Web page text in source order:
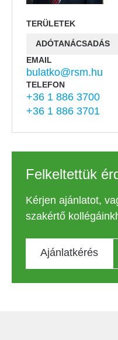
TERÜLETEK
ADÓTANÁCSADÁS
EMAIL
bulatko@rsm.hu
TELEFON
+36 1 886 3700
+36 1 886 3701
Felkeltettük
Kérjen ajánlatot,
szakértő
Ajánlatkérés